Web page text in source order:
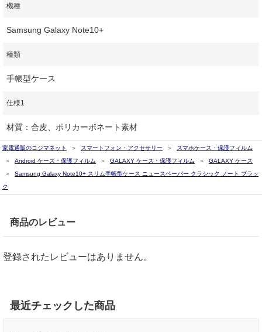
機種
Samsung Galaxy Note10+
種類
手帳型ケース
仕様1
材質：合皮、ポリカーボネート素材
家電通販のコジマネット スマートフォン・アクセサリー
スマホケース・保護フィルム
Android ケース・保護フィルム
GALAXY ケース・保護フィルム
GALAXY ケース
Samsung Galaxy Note10+ スリム手帳型ケース ニュースペーパー クラシック ノート ブラッ
ク
商品のレビュー
登録されたレビューはありません。
最近チェックした商品